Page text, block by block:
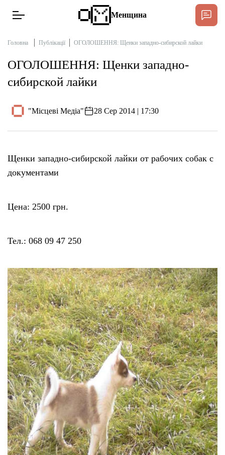
Новини
Інтерв’ю
Публікації
Довідник
Контакти
Рекламні прайси
Підтримати «місцевих»
Редакційна політика
Етичний кодекс
Менщина
Головна Публікації ОГОЛОШЕННЯ: Щенки западно-сибирской лайки
ОГОЛОШЕННЯ: Щенки западно-
сибирской лайки
"Місцеві Медіа" 28 Сер 2014 | 17:30
Щенки западно-сибирской лайки от рабочих собак с
документами
Цена: 2500 грн.
Тел.: 068 09 47 250